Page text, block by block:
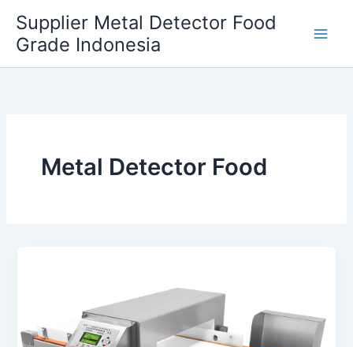
content
Supplier Metal Detector Food
Grade Indonesia
Metal Detector Food